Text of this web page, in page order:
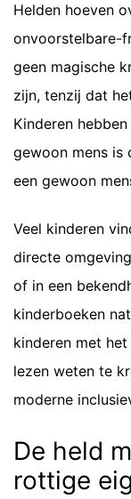
Helden hoeven
onvoorstelbare-
geen magische
zijn, tenzij dat
Kinderen
gewoon mens is
een gewoon
Veel kinderen
directe
of in een
kinderboeken
kinderen met
lezen weten te
moderne
De held
rottige